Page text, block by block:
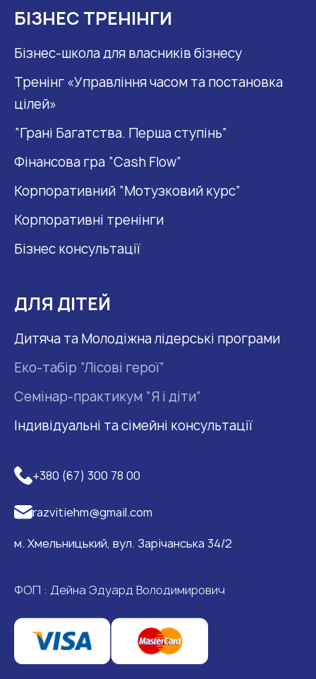
БІЗНЕС ТРЕНІНГИ
Бізнес-школа для власників бізнесу
Тренінг «Управління часом та постановка
цілей»
“Грані Багатства. Перша ступінь”
Фінансова гра “Cash Flow”
Корпоративний “Мотузковий курс”
Корпоративні тренінги
Бізнес консультації
ДЛЯ ДІТЕЙ
Дитяча та Молодіжна лідерські програми
Еко-табір “Лісові герої”
Семінар-практикум “Я і діти”
Індивідуальні та сімейні консультації
+380 (67) 300 78 00
razvitiehm@gmail.com
м. Хмельницький, вул. Зарічанська 34/2
ФОП : Дейна Эдуард Володимирович